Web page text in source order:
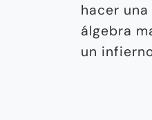
hacer
álgebra
un